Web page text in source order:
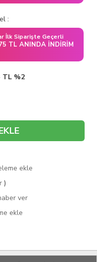
:
İlk Siparişte Geçerli
TL ANINDA İNDIRIM
TL %2
ekle
)
ver
ekle